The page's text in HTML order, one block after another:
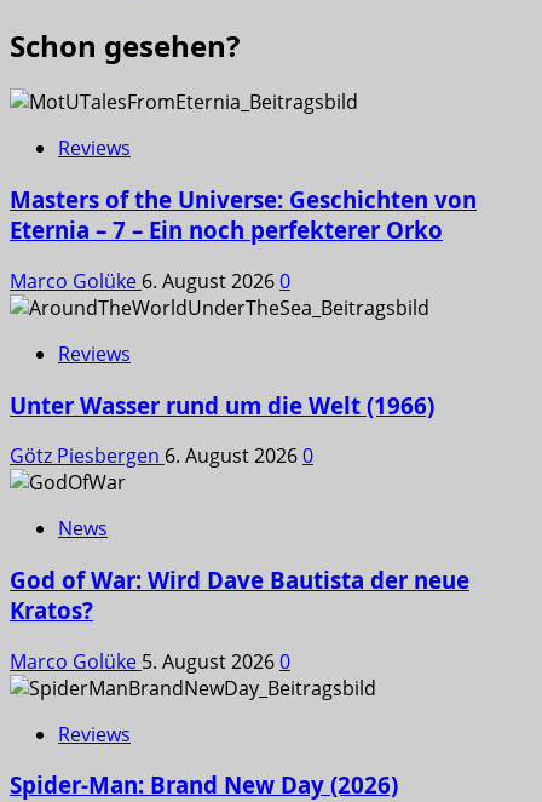
Schon gesehen?
Reviews
Masters of the Universe: Geschichten von
Eternia – 7 – Ein noch perfekterer Orko
Marco Golüke 6. August 20260
Reviews
Unter Wasser rund um die Welt (1966)
Götz Piesbergen 6. August 20260
News
God of War: Wird Dave Bautista der neue
Kratos?
Marco Golüke 5. August 20260
Reviews
Spider-Man: Brand New Day (2026)